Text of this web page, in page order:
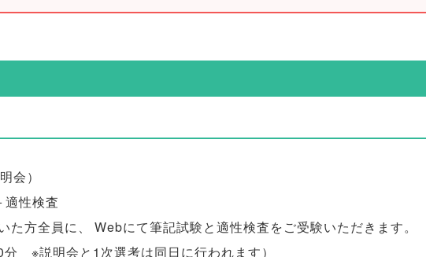
会）
性検査
た方全員に、 Webにて筆記試験と適性検査をご受験いただきます。
分 ※説明会と1次選考は同日に行われます）